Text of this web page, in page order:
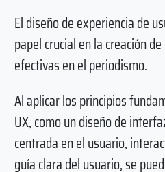
El diseño de experiencia de
papel crucial en la creación
efectivas en el periodismo.
Al aplicar los principios
UX, como un diseño de
centrada en el usuario,
guía clara del usuario, se